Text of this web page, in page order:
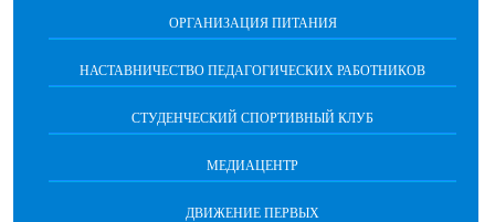
ОРГАНИЗАЦИЯ ПИТАНИЯ
НАСТАВНИЧЕСТВО ПЕДАГОГИЧЕСКИХ РАБОТНИКОВ
СТУДЕНЧЕСКИЙ СПОРТИВНЫЙ КЛУБ
МЕДИАЦЕНТР
ДВИЖЕНИЕ ПЕРВЫХ